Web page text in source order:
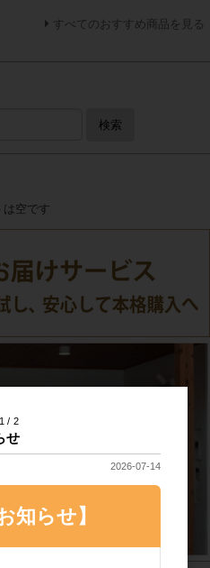
すべてのおすすめ商品を見る
検索
は空です
1 2
せ
2026-07-14
知らせ】